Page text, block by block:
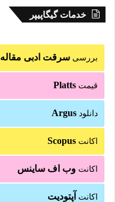
خدمات گیگاپیپر
بررسی سرقت ادبی مقاله
قیمت Platts
دانلود Argus
اکانت Scopus
اکانت وب اف ساینس
اکانت آپتودیت